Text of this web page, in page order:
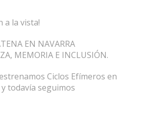
a la vista!
EN NAVARRA
MEMORIA E INCLUSIÓN.
Ciclos Efímeros en
todavía seguimos